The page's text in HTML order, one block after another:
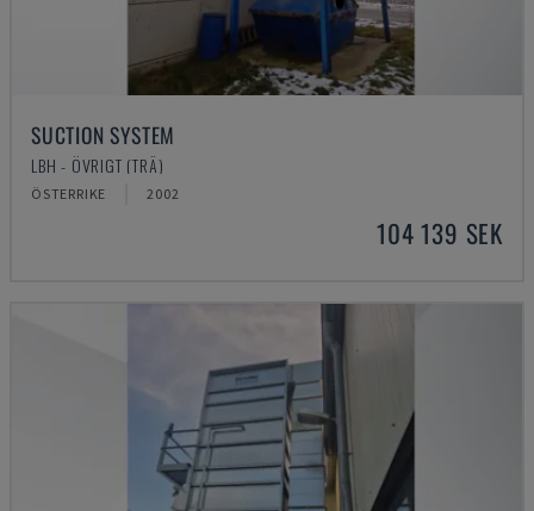
SUCTION SYSTEM
LBH - ÖVRIGT (TRÄ)
ÖSTERRIKE 2002
104 139 SEK